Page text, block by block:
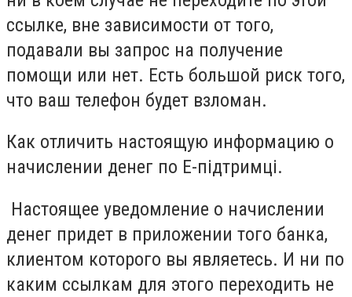
ссылке, вне зависимости от того,
подавали вы запрос на получение
помощи или нет. Есть большой риск того,
что ваш телефон будет взломан.
Как отличить настоящую информацию о
начислении денег по Е-підтримці.
Настоящее уведомление о начислении
денег придет в приложении того банка,
клиентом которого вы являетесь. И ни по
каким ссылкам для этого переходить не